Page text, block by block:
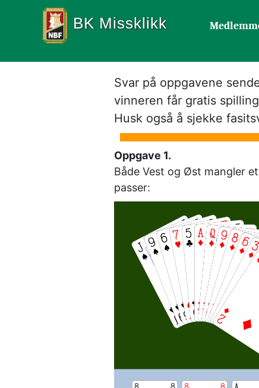
BK Missklikk
Svar på oppgavene
vinneren får gratis
Husk også å sjekke
Oppgave 1.
Både Vest og Øst mangler
passer: